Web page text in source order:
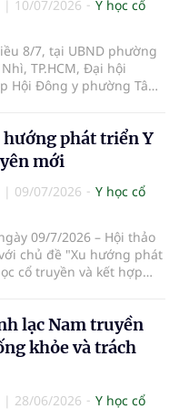
Nam (Kế hoạch).
| 10/07/2026
Y học cổ
8/7, tại UBND phường
TP.HCM, Đại hội
Hội Đông y phường Tân
tổ chức Hội Đông y tại cơ
phát huy vai trò y học
trong chăm sóc sức khỏe
hướng phát triển Y
mới
| 09/07/2026
Y học cổ
09/7/2026 – Hội thảo
chủ đề "Xu hướng phát
cổ truyền và kết hợp
Sự kiện do Đại
tổ chức, quy tụ gần
là đại diện các cơ
đông đảo chuyên gia,
lạc Nam truyền
khỏe và trách
| 28/06/2026
Y học cổ